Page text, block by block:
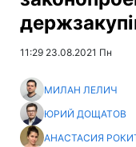
11:29 23.08.2021 Пн
МИЛАН ЛЕЛИЧ
ЮРИЙ ДОЩАТОВ
АНАСТАСИЯ